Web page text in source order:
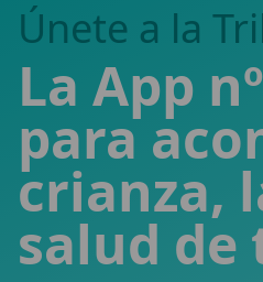
Únete a la
La App
para
crianza,
salud de